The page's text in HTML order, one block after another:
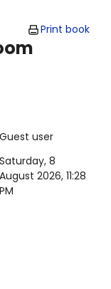
Print book
Guest user
Saturday, 8
August 2026, 11:28
PM